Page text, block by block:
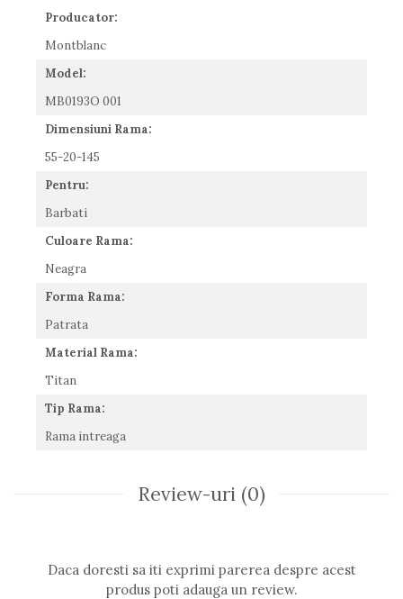
Romeo Careye
Silhouette
Stepper Titan
Sunfire
Swarovski
Versace
Vogue
Producator:
Montblanc
Model:
MB0193O 001
Dimensiuni Rama:
55-20-145
Pentru:
Barbati
Culoare Rama:
Neagra
Forma Rama:
Patrata
Material Rama:
Titan
Tip Rama:
Rama intreaga
Review-uri (0)
Daca doresti sa iti exprimi parerea despre acest
produs poti adauga un review.